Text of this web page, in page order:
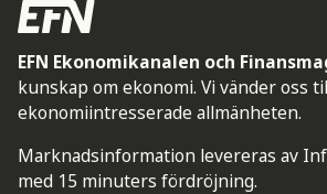
EFN Ekonomikanalen och
kunskap om ekonomi. Vi vänder oss
ekonomiintresserade allmänheten.
Marknadsinformation levereras av
med 15 minuters fördröjning.